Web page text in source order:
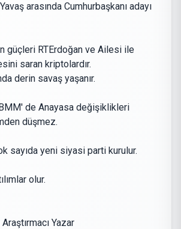
arasında Cumhurbaşkanı adayı
güçleri RTErdoğan ve Ailesi ile
saran kriptolardır.
derin savaş yaşanır.
de Anayasa değişiklikleri
düşmez.
sayıda yeni siyasi parti kurulur.
olur.
Yazar